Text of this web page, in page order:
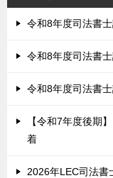
令和8年度司法書
令和8年度司法書
令和8年度司法書
【令和7年度後期
着
2026年LEC司法書